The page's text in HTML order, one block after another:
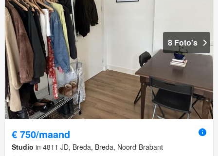
8 Foto's
€ 750/maand
Studio in 4811 JD, Breda, Breda, Noord-Brabant